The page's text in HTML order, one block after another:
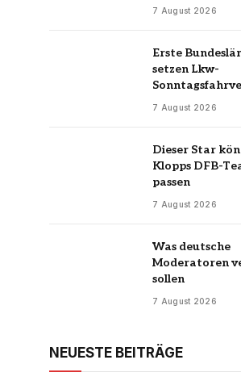
7 August 2026
Erste
setzen Lkw-
7 August 2026
Dieser Star
Klopps DFB-
passen
7 August 2026
Was deutsche
Moderatoren
sollen
7 August 2026
NEUESTE BEITRÄGE